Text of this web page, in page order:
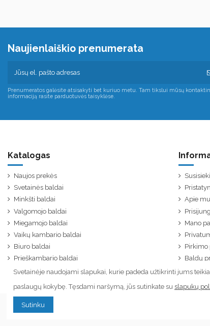
Naujienlaiškio prenumerata
Prenumeratos galėsite atsisakyti bet kuriuo metu. Tam tikslui mūsų
informaciją rasite parduotuvės taisyklėse.
Katalogas
Naujos prekės
Svetainės baldai
Minkšti baldai
Valgomojo baldai
Miegamojo baldai
Vaikų kambario baldai
Biuro baldai
Prieškambario baldai
Apie
Mano
Pirkimo
Baldų
Svetainėje naudojami slapukai, kurie padeda užtikrinti jums
paslaugų kokybę. Tęsdami naršymą, jūs sutinkate su slapukų
Sutinku